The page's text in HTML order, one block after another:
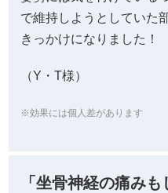
で維持しようとしていた
きっかけになりました！
（Y・T様）
※効果には個人差があります
「坐骨神経の痛み